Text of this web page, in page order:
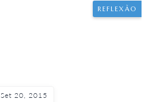
REFLEXÃO
Set 20, 2015